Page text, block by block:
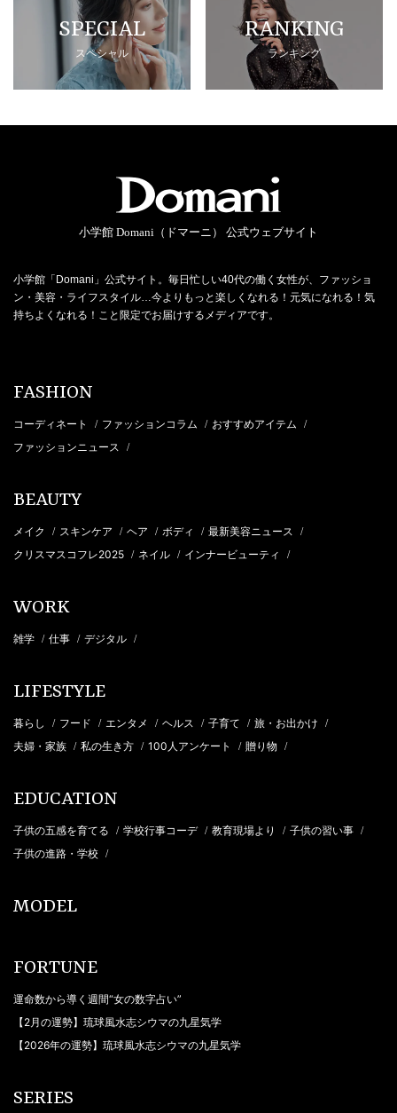
SPECIAL
スペシャル
RANKING
ランキング
小学館 Domani（ドマーニ） 公式ウェブサイト
小学館「Domani」公式サイト。毎日忙しい40代の働く女性が、ファッショ
ン・美容・ライフスタイル…今よりもっと楽しくなれる！元気になれる！気
持ちよくなれる！こと限定でお届けするメディアです。
FASHION
コーディネート / ファッションコラム / おすすめアイテム /
ファッションニュース /
BEAUTY
メイク / スキンケア / ヘア / ボディ / 最新美容ニュース /
クリスマスコフレ2025 / ネイル / インナービューティ /
WORK
雑学 / 仕事 / デジタル /
LIFESTYLE
暮らし / フード / エンタメ / ヘルス / 子育て / 旅・お出かけ /
夫婦・家族 / 私の生き方 / 100人アンケート / 贈り物 /
EDUCATION
子供の五感を育てる / 学校行事コーデ / 教育現場より / 子供の習い事 /
子供の進路・学校 /
MODEL
FORTUNE
運命数から導く週間“女の数字占い”
【2月の運勢】琉球風水志シウマの九星気学
【2026年の運勢】琉球風水志シウマの九星気学
SERIES